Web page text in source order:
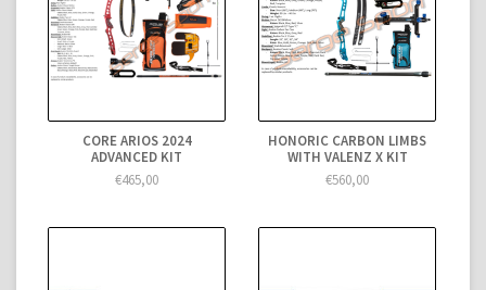
CORE ARIOS 2024
ADVANCED KIT
€465,00
HONORIC CARBON LIMBS
WITH VALENZ X KIT
€560,00